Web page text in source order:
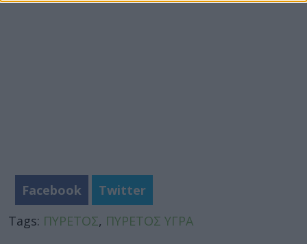
Facebook
Twitter
Tags: ΠΥΡΕΤΟΣ, ΠΥΡΕΤΟΣ ΥΓΡΑ